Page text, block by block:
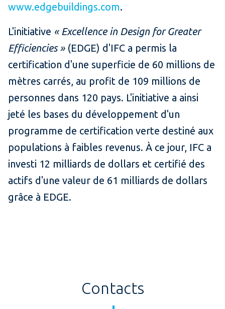
www.edgebuildings.com.
L'initiative « Excellence in Design for Greater
Efficiencies »(EDGE) d'IFC a permis la
certification d'une superficie de 60 millions de
mètres carrés, au profit de 109 millions de
personnes dans 120 pays. L'initiative a ainsi
jeté les bases du développement d'un
programme de certification verte destiné aux
populations à faibles revenus. À ce jour, IFC a
investi 12 milliards de dollars et certifié des
actifs d'une valeur de 61 milliards de dollars
grâce à EDGE.
Contacts